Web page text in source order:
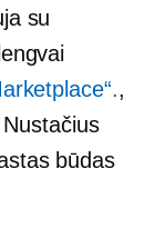
su
,
būdas